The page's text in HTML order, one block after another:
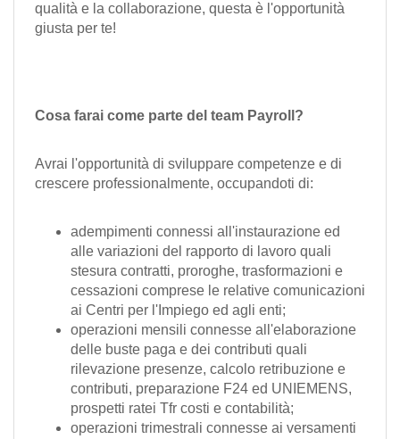
qualità e la collaborazione, questa è l'opportunità
giusta per te!
Cosa farai come parte del team Payroll?
Avrai l'opportunità di sviluppare competenze e di
crescere professionalmente, occupandoti di:
adempimenti connessi all'instaurazione ed
alle variazioni del rapporto di lavoro quali
stesura contratti, proroghe, trasformazioni e
cessazioni comprese le relative comunicazioni
ai Centri per l'Impiego ed agli enti;
operazioni mensili connesse all'elaborazione
delle buste paga e dei contributi quali
rilevazione presenze, calcolo retribuzione e
contributi, preparazione F24 ed UNIEMENS,
prospetti ratei Tfr costi e contabilità;
operazioni trimestrali connesse ai versamenti